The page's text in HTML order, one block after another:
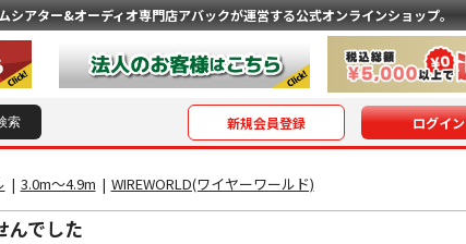
シアター&オーディオ専門店アバックが運営する公式オンラインショップ。
新規会員登録 ログイン
| 3.0m〜4.9m | WIREWORLD(ワイヤーワールド)
んでした